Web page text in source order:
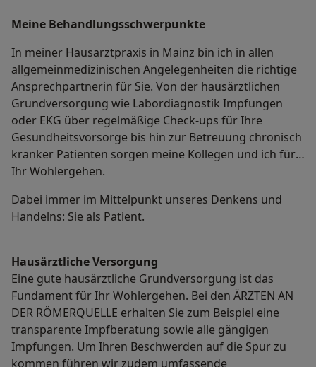
Meine Behandlungs­schwerpunkte
In meiner Hausarztpraxis in Mainz bin ich in allen
allgemeinmedizinischen Angelegenheiten die richtige
Ansprechpartnerin für Sie. Von der hausärztlichen
Grundversorgung wie Labordiagnostik Impfungen
oder EKG über regelmäßige Check-ups für Ihre
Gesundheitsvorsorge bis hin zur Betreuung chronisch
kranker Patienten sorgen meine Kollegen und ich für
Ihr Wohlergehen.
Dabei immer im Mittelpunkt unseres Denkens und
Handelns: Sie als Patient.
Hausärztliche Versorgung
Eine gute hausärztliche Grundversorgung ist das
Fundament für Ihr Wohlergehen. Bei den ÄRZTEN AN
DER RÖMERQUELLE erhalten Sie zum Beispiel eine
transparente Impfberatung sowie alle gängigen
Impfungen. Um Ihren Beschwerden auf die Spur zu
kommen führen wir zudem umfassende